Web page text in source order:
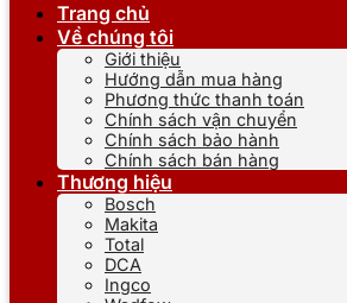
Trang chủ
Về chúng tôi
Giới thiệu
Hướng dẫn mua hàng
Phương thức thanh toán
Chính sách vận chuyển
Chính sách bảo hành
Chính sách bán hàng
Thương hiệu
Bosch
Makita
Total
DCA
Ingco